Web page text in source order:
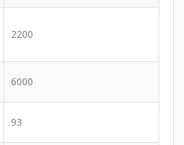
2200
6000
93